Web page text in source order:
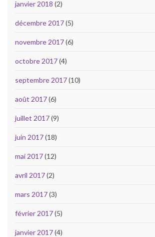
janvier 2018 (2)
décembre 2017(5)
novembre 2017(6)
octobre 2017(4)
septembre 2017(10)
août 2017(6)
juillet 2017(9)
juin 2017(18)
mai 2017(12)
avril 2017(2)
mars 2017(3)
février 2017(5)
janvier 2017(4)